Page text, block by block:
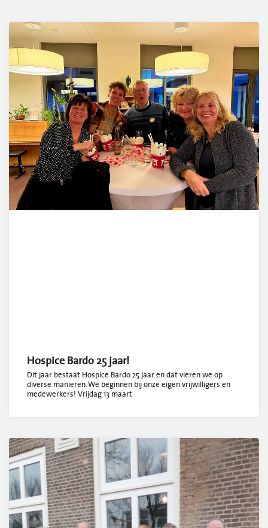
Hospice Bardo 25 jaar!
Dit jaar bestaat Hospice Bardo 25 jaar en dat vieren we op
diverse manieren. We beginnen bij onze eigen vrijwilligers en
medewerkers! Vrijdag 13 maart